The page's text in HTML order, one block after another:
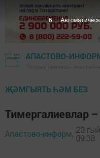
АПАСТОВО-
ҖӘМГЫЯТЬ ҺӘМ БЕЗ
Тимергалиевлар
Апастово-информ, 20
09:38
5